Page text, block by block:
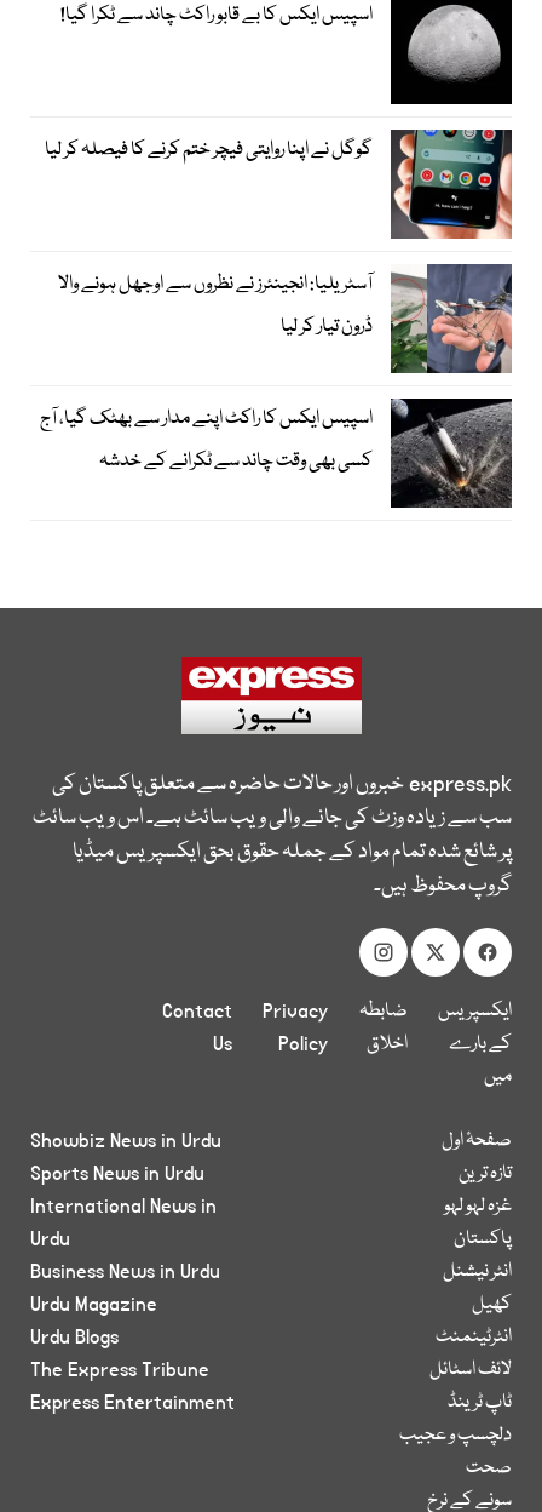
اسپیس ایکس کا بے قابو راکٹ چاند سے ٹکرا گیا!
گوگل نے اپنا روایتی فیچر ختم کرنے کا فیصلہ کر لیا
آسٹریلیا: انجینئرز نے نظروں سے اوجھل ہونے والا
ڈرون تیار کر لیا
اسپیس ایکس کا راکٹ اپنے مدار سے بھٹک گیا، آج
کسی بھی وقت چاند سے ٹکرانے کے خدشہ
express.pkخبروں اور حالات حاضرہ سے متعلق پاکستان کی
سب سے زیادہ وزٹ کی جانے والی ویب سائٹ ہے۔ اس ویب سائٹ
پر شائع شدہ تمام مواد کے جملہ حقوق بحق ایکسپریس میڈیا
گروپ محفوظ ہیں۔
ایکسپریس
کے بارے
میں
ضابطہ
اخلاق
Privacy
Policy
Contact
Us
صفحۂ اول
تازہ ترین
غزہ لہو لہو
پاکستان
انٹر نیشنل
کھیل
انٹرٹینمنٹ
لائف اسٹائل
ٹاپ ٹرینڈ
دلچسپ و عجیب
صحت
سونے کے نرخ
Showbiz News in Urdu
Sports News in Urdu
International News in
Urdu
Business News in Urdu
Urdu Magazine
Urdu Blogs
The Express Tribune
Express Entertainment